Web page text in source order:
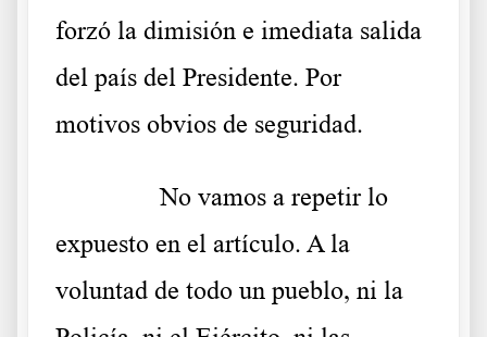
forzó la dimisión e imediata salida
del país del Presidente. Por
motivos obvios de seguridad.
……….No vamos a repetir lo
expuesto en el artículo. A la
voluntad de todo un pueblo, ni la